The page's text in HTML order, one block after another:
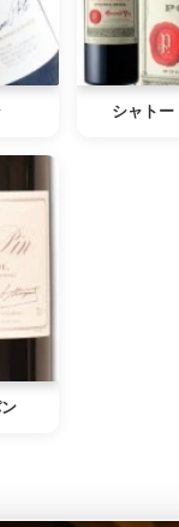
シャトー